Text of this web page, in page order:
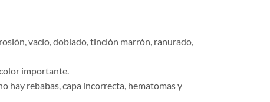
vacío, doblado, tinción marrón, ranurado,
importante.
hay rebabas, capa incorrecta, hematomas y